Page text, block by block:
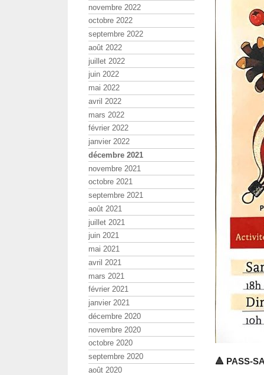
🔺 PASS-
novembre 2022
octobre 2022
septembre 2022
août 2022
juillet 2022
juin 2022
mai 2022
avril 2022
mars 2022
février 2022
janvier 2022
décembre 2021
novembre 2021
octobre 2021
septembre 2021
août 2021
juillet 2021
juin 2021
mai 2021
avril 2021
mars 2021
février 2021
janvier 2021
décembre 2020
novembre 2020
octobre 2020
septembre 2020
août 2020